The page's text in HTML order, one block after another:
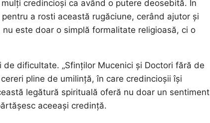
credincioși ca având o putere deosebită. În
a rosti această rugăciune, cerând ajutor și
nu este doar o simplă formalitate religioasă, ci o
dificultate. „Sfinților Mucenici și Doctori fără de
pline de umilință, în care credincioșii își
legătură spirituală oferă nu doar un sentiment
aceeași credință.